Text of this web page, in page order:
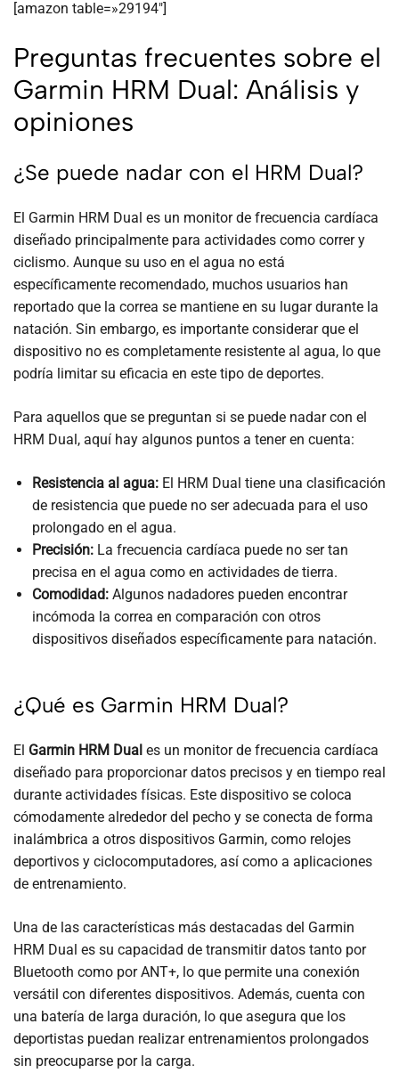
[amazon table=»29194″]
Preguntas frecuentes sobre el
Garmin HRM Dual: Análisis y
opiniones
¿Se puede nadar con el HRM Dual?
El Garmin HRM Dual es un monitor de frecuencia cardíaca
diseñado principalmente para actividades como correr y
ciclismo. Aunque su uso en el agua no está
específicamente recomendado, muchos usuarios han
reportado que la correa se mantiene en su lugar durante la
natación. Sin embargo, es importante considerar que el
dispositivo no es completamente resistente al agua, lo que
podría limitar su eficacia en este tipo de deportes.
Para aquellos que se preguntan si se puede nadar con el
HRM Dual, aquí hay algunos puntos a tener en cuenta:
Resistencia al agua:El HRM Dual tiene una clasificación
de resistencia que puede no ser adecuada para el uso
prolongado en el agua.
Precisión:La frecuencia cardíaca puede no ser tan
precisa en el agua como en actividades de tierra.
Comodidad:Algunos nadadores pueden encontrar
incómoda la correa en comparación con otros
dispositivos diseñados específicamente para natación.
¿Qué es Garmin HRM Dual?
El Garmin HRM Dual es un monitor de frecuencia cardíaca
diseñado para proporcionar datos precisos y en tiempo real
durante actividades físicas. Este dispositivo se coloca
cómodamente alrededor del pecho y se conecta de forma
inalámbrica a otros dispositivos Garmin, como relojes
deportivos y ciclocomputadores, así como a aplicaciones
de entrenamiento.
Una de las características más destacadas del Garmin
HRM Dual es su capacidad de transmitir datos tanto por
Bluetooth como por ANT+, lo que permite una conexión
versátil con diferentes dispositivos. Además, cuenta con
una batería de larga duración, lo que asegura que los
deportistas puedan realizar entrenamientos prolongados
sin preocuparse por la carga.